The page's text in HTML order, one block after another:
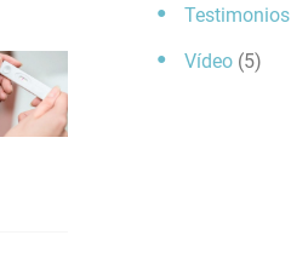
Testimonios
Vídeo (5)